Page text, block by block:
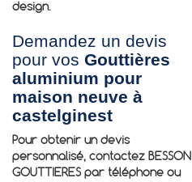
design.
Demandez un devis
pour vos Gouttières
aluminium pour
maison neuve à
castelginest
Pour obtenir un devis
personnalisé, contactez BESSON
GOUTTIERES par téléphone ou